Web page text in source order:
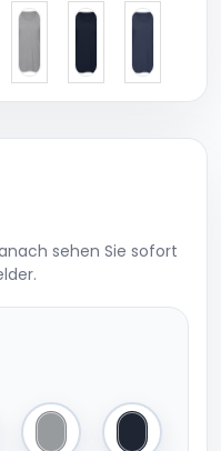
sehen Sie sofort
Heather Light Grey
Navy